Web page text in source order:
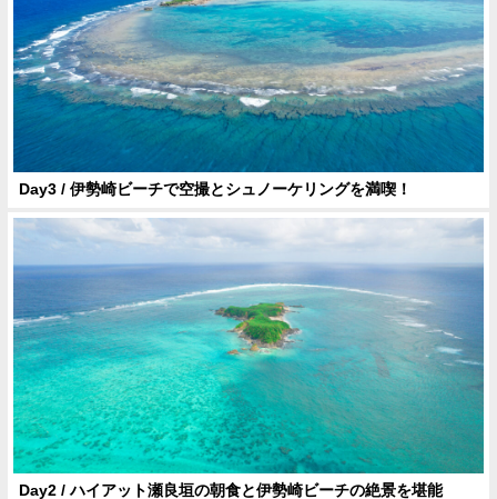
Day3 / 伊勢崎ビーチで空撮とシュノーケリングを満喫！
Day2 / ハイアット瀬良垣の朝食と伊勢崎ビーチの絶景を堪能